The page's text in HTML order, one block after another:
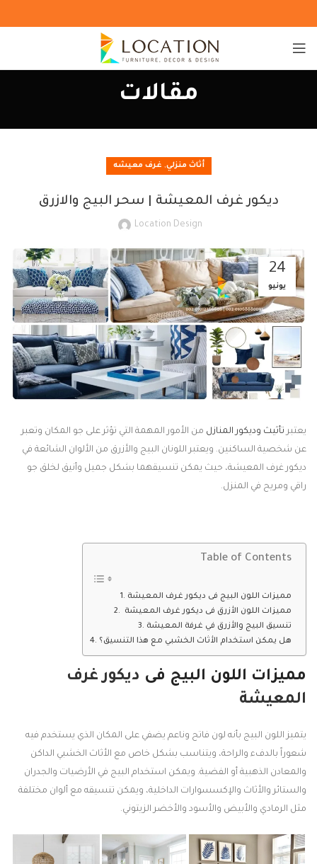
مقالات
أثاث منزلي, غرف معيشه
ديكور غرف المعيشة | سحر البيج والازرق
Location Design
24
يونيو
يعتبر تأثيث وديكور المنازل من الأمور المهمة التي تؤثر على جو المكان وتعبر
عن شخصية الساكنين. ويعتبر اللونان البيج والأزرق من الألوان الشائعة في
ديكور غرف المعيشة، حيث يمكن تنسيقهما بشكل جميل وأنيق لخلق جو
راقي ومريح في المنزل.
Table of Contents
مميزات اللون البيج فى ديكور غرف المعيشة
مميزات اللون الأزرق فى ديكور غرف المعيشة
تنسيق البيج والأزرق في غرفة المعيشة
هل يمكن استخدام الأثاث الخشبي مع هذا التنسيق؟
مميزات اللون البيج فى ديكور غرف
المعيشة
يتميز اللون البيج بأنه لون فاتح وناعم يضفي على المكان الذي يستخدم فيه
شعوراً بالدفء والراحة، ويتناسب بشكل خاص مع الأثاث الخشبي الداكن
والمعادن الذهبية أو الفضية. ويمكن استخدام البيج في الأرضيات والجدران
والستائر والأثاث والإكسسوارات الداخلية، ويمكن تنسيقه مع ألوان مختلفة
مثل الرمادي والأبيض والأسود والأخضر الزيتوني.